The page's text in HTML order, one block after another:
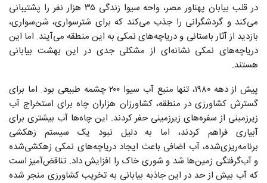
در قلب بیابان پهناور مصر، واحه سیوا زندگی ۳۵ هزار نفر را پشتیبانی
می‌کند و گردشگرانی را جذب می‌کند که برای شترسواری، شن‌سواری،
بازدید از آثار باستانی و دریاچه‌های نمکی به این منطقه می‌آیند. اما این
دریاچه‌های نمکی نشانه‌ای از مشکلی جدی در این بهشت بیابانی
هستند.
پیش از دهه ۱۹۸۰، تنها منبع آب سیوا ۲۰۰ چشمه طبیعی بود. اما برای
گسترش کشاورزی در منطقه، کشاورزان هزاران چاه برای استخراج آب
زیرزمینی از سفره‌های زیرزمینی حفر کردند. این چاه‌ها آب بیشتری برای
آبیاری فراهم کردند، اما به‌ دلیل نبود یک سیستم زهکشی
برنامه‌ریزی‌شده، آب اضافی باعث ایجاد دریاچه‌های نمکی زهکشی‌شده
و آب‌گرفتگی زمین‌ها شد و شوری خاک را افزایش داد. تناقض‌آمیز است
که آب بیش از حد در این جاذبه بیابانی به تخریب کشاورزی منجر شده